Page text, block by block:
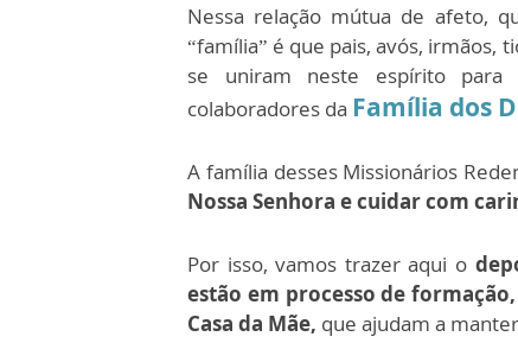
Nessa relação mútua de afeto,
“família” é que pais, avós, irmãos,
se uniram neste espírito para
colaboradores da Família dos
A família desses Missionários
Nossa Senhora e cuidar com
Por isso, vamos trazer aqui o
estão em processo de
Casa da Mãe, que ajudam a